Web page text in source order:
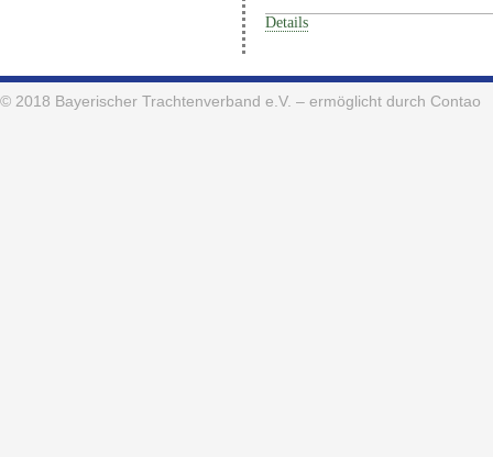
Details
© 2018 Bayerischer Trachtenverband e.V. – ermöglicht durch Contao